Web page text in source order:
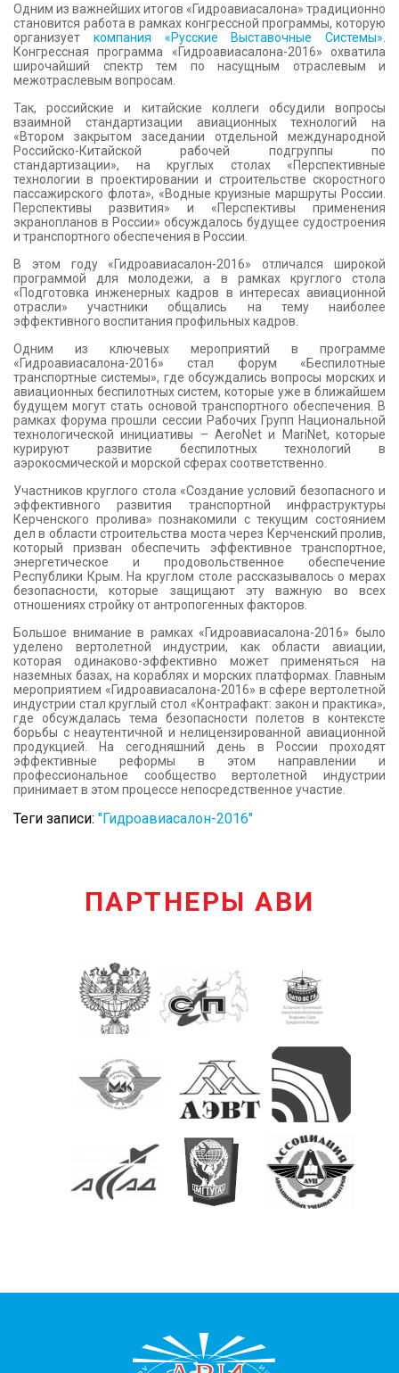
Одним из важнейших итогов «Гидроавиасалона» традиционно
становится работа в рамках конгрессной программы, которую
организует компания «Русские Выставочные Системы»
Конгрессная программа «Гидроавиасалона-2016» охватила
широчайший спектр тем по насущным отраслевым и
межотраслевым вопросам.
Так, российские и китайские коллеги обсудили вопросы
взаимной стандартизации авиационных технологий на
«Втором закрытом заседании отдельной международной
Российско-Китайской рабочей подгруппы по
стандартизации», на круглых столах «Перспективные
технологии в проектировании и строительстве скоростного
пассажирского флота», «Водные круизные маршруты России.
Перспективы развития» и «Перспективы применения
экранопланов в России» обсуждалось будущее судостроения
и транспортного обеспечения в России.
В этом году «Гидроавиасалон-2016» отличался широкой
программой для молодежи, а в рамках круглого стола
«Подготовка инженерных кадров в интересах авиационной
отрасли» участники общались на тему наиболее
эффективного воспитания профильных кадров.
Одним из ключевых мероприятий в программе
«Гидроавиасалона-2016» стал форум «Беспилотные
транспортные системы», где обсуждались вопросы морских и
авиационных беспилотных систем, которые уже в ближайшем
будущем могут стать основой транспортного обеспечения. В
рамках форума прошли сессии Рабочих Групп Национальной
технологической инициативы – AeroNet и MariNet, которые
курируют развитие беспилотных технологий в
аэрокосмической и морской сферах соответственно.
Участников круглого стола «Создание условий безопасного и
эффективного развития транспортной инфраструктуры
Керченского пролива» познакомили с текущим состоянием
дел в области строительства моста через Керченский пролив,
который призван обеспечить эффективное транспортное,
энергетическое и продовольственное обеспечение
Республики Крым. На круглом столе рассказывалось о мерах
безопасности, которые защищают эту важную во всех
отношениях стройку от антропогенных факторов.
Большое внимание в рамках «Гидроавиасалона-2016» было
уделено вертолетной индустрии, как области авиации,
которая одинаково-эффективно может применяться на
наземных базах, на кораблях и морских платформах. Главным
мероприятием «Гидроавиасалона-2016» в сфере вертолетной
индустрии стал круглый стол «Контрафакт: закон и практика»,
где обсуждалась тема безопасности полетов в контексте
борьбы с неаутентичной и нелицензированной авиационной
продукцией. На сегодняшний день в России проходят
эффективные реформы в этом направлении и
профессиональное сообщество вертолетной индустрии
принимает в этом процессе непосредственное участие.
Теги записи: "Гидроавиасалон-2016"
ПАРТНЕРЫ АВИ